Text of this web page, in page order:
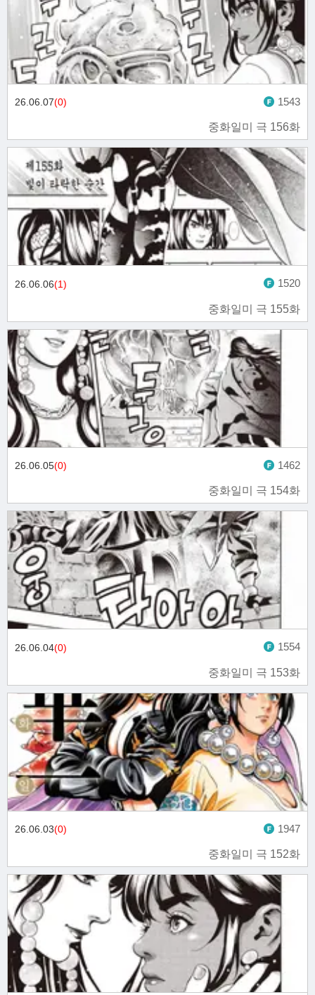
중화일미 극 156화
26.06.07(0) 1543
중화일미 극 155화
26.06.06(1) 1520
중화일미 극 154화
26.06.05(0) 1462
중화일미 극 153화
26.06.04(0) 1554
중화일미 극 152화
26.06.03(0) 1947